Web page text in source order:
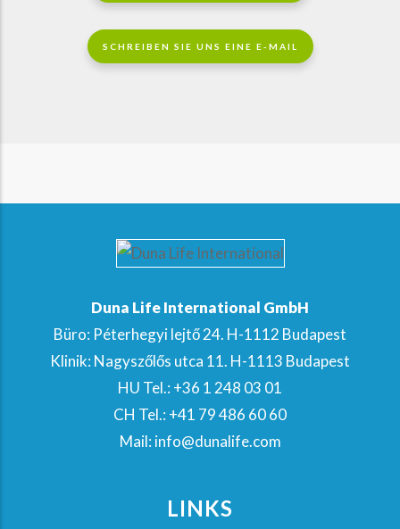
SCHREIBEN SIE UNS EINE E-MAIL
Duna Life International GmbH
Büro: Péterhegyi lejtő 24. H-1112 Budapest
Klinik: Nagyszőlős utca 11. H-1113 Budapest
HU Tel.: +36 1 248 03 01
CH Tel.: +41 79 486 60 60
Mail: info@dunalife.com
LINKS